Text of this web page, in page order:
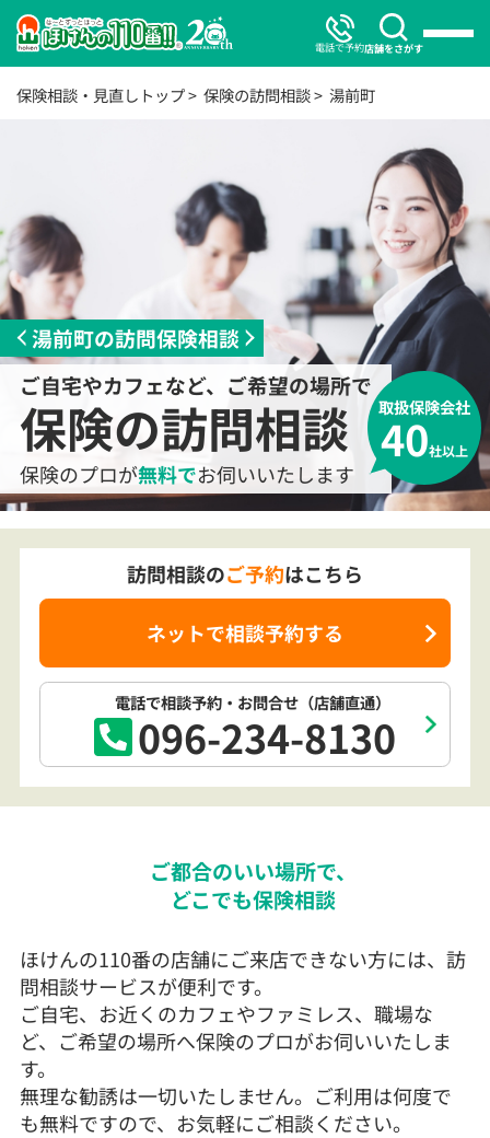
電話で予約店舗をさがす
保険相談・見直しトップ 保険の訪問相談 湯前町
湯前町の訪問保険相談
ご自宅やカフェなど、ご希望の場所で
保険の訪問相談
保険のプロが無料でお伺いいたします
取扱保険会社
40社以上
電話で相談予約 ・お問合せ （店舗直通）
096-234-8130
訪問相談のご予約はこちら
ネットで相談予約する
ご都合のいい場所で、
どこでも保険相談
ほけんの110番の店舗にご来店できない方には、訪
問相談サービスが便利です。
ご自宅、お近くのカフェやファミレス、職場な
ど、ご希望の場所へ保険のプロがお伺いいたしま
す。
無理な勧誘は一切いたしません。ご利用は何度で
も無料ですので、お気軽にご相談ください。